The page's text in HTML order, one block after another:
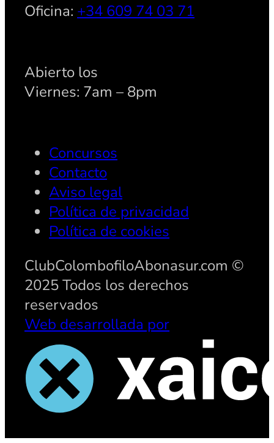
Oficina: +34 609 74 03 71
Abierto los
Viernes: 7am – 8pm
Concursos
Contacto
Aviso legal
Política de privacidad
Política de cookies
ClubColombofiloAbonasur.com ©
2025 Todos los derechos
reservados
Web desarrollada por